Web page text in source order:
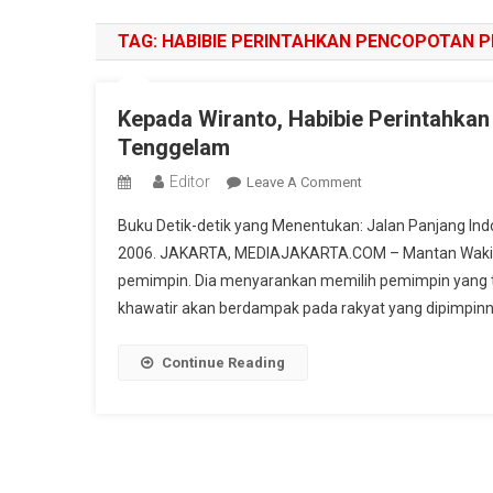
TAG: HABIBIE PERINTAHKAN PENCOPOTAN
Kepada Wiranto, Habibie
Tenggelam
Editor Leave A CommentOn
Wiranto,
Habibie
Perintahkan
Pencopotan
Buku Detik-detik yang Menentukan: Jalan Panjang
2006. JAKARTA, MEDIAJAKARTA.COM – Mantan
pemimpin. Dia menyarankan memilih pemimpin
khawatir akan berdampak pada rakyat yang
Continue Reading